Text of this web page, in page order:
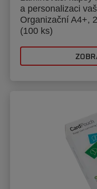
a personalizaci
Organizační A4+,
(100 ks)